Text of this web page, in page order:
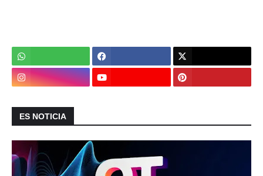
ES NOTICIA